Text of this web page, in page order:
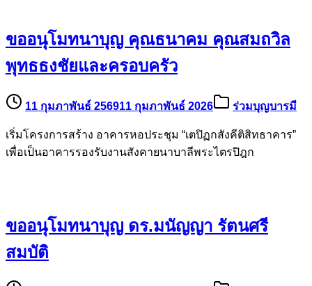
ขออนุโมทนาบุญ คุณธนาคม คุณสมถวิล
พุทธธงชัยและครอบครัว
11 กุมภาพันธ์ 256911 กุมภาพันธ์ 2026 ร่วมบุญบารมี
เริ่มโครงการสร้าง อาคารหอประชุม “เตปิฏกสังคีติสิทธาคาร”
เพื่อเป็นอาคารรองรับงานสังคายนาบาลีพระไตรปิฎก
ขออนุโมทนาบุญ ดร.มนัญญา รัตนศรี
สมบัติ